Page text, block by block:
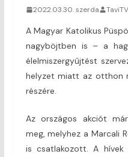
2022.03.30. szerda TaviTV
A Magyar Katolikus
nagyböjtben is – a
élelmiszergyűjtést
helyzet miatt az otthon
részére.
Az országos akciót
meg, melyhez a Marcali
is csatlakozott. A hívek